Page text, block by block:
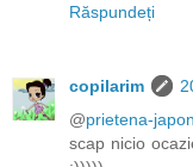
Răspundeți
copilarim
@prietena-
scap nicio